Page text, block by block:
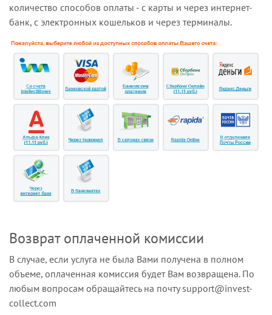
количество способов оплаты - с карты и через интернет-
банк, с электронных кошельков и через терминалы.
Возврат оплаченной комиссии
В случае, если услуга не была Вами получена в полном
объеме, оплаченная комиссия будет Вам возвращена. По
любым вопросам обращайтесь на почту support@invest-
collect.com